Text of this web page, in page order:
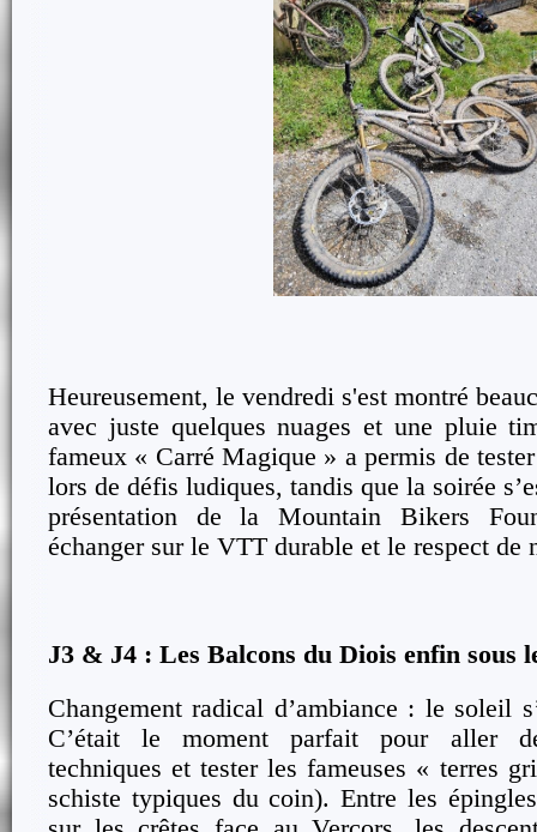
Heureusement, le vendredi s'est montré
avec juste quelques nuages et une pluie
fameux « Carré Magique » a permis de
lors de défis ludiques, tandis que la soirée
présentation de la Mountain Bikers
échanger sur le VTT durable et le respect de
J3 & J4 : Les Balcons du Diois enfin sous
Changement radical d’ambiance : le soleil
C’était le moment parfait pour aller
techniques et tester les fameuses « terres
schiste typiques du coin). Entre les